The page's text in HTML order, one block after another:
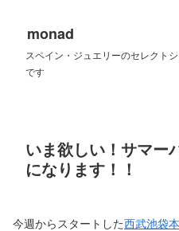
monad
スペイン・ジュエリーのセレクト
です
いま欲しい！サマー
になります！！
今週からスタートした西武池袋